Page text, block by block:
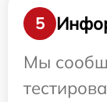
5
Мы